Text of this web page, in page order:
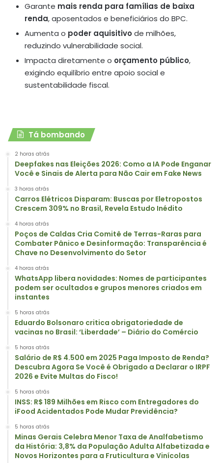
Garante mais renda para famílias de baixa
renda, aposentados e beneficiários do BPC.
Aumenta o poder aquisitivo de milhões,
reduzindo vulnerabilidade social.
Impacta diretamente o orçamento público,
exigindo equilíbrio entre apoio social e
sustentabilidade fiscal.
Tá bombando
2 horas atrás
Deepfakes nas Eleições 2026: Como a IA Pode Enganar
Você e Sinais de Alerta para Não Cair em Fake News
3 horas atrás
Carros Elétricos Disparam: Buscas por Eletropostos
Crescem 309% no Brasil, Revela Estudo Inédito
4 horas atrás
Poços de Caldas Cria Comitê de Terras-Raras para
Combater Pânico e Desinformação: Transparência é
Chave no Desenvolvimento do Setor
4 horas atrás
WhatsApp libera novidades: Nomes de participantes
podem ser ocultados e grupos menores criados em
instantes
5 horas atrás
Eduardo Bolsonaro critica obrigatoriedade de
vacinas no Brasil: ‘Liberdade’ – Diário do Comércio
5 horas atrás
Salário de R$ 4.500 em 2025 Paga Imposto de Renda?
Descubra Agora Se Você é Obrigado a Declarar o IRPF
2026 e Evite Multas do Fisco!
5 horas atrás
INSS: R$ 189 Milhões em Risco com Entregadores do
iFood Acidentados Pode Mudar Previdência?
5 horas atrás
Minas Gerais Celebra Menor Taxa de Analfabetismo
da História: 3,8% da População Adulta Alfabetizada e
Novos Horizontes para a Fruticultura e Vinícolas